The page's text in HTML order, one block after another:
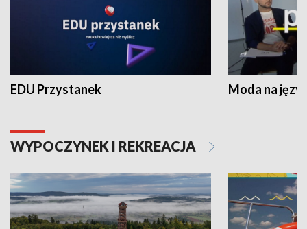
EDU Przystanek Moda na
WYPOCZYNEK I REKREACJA